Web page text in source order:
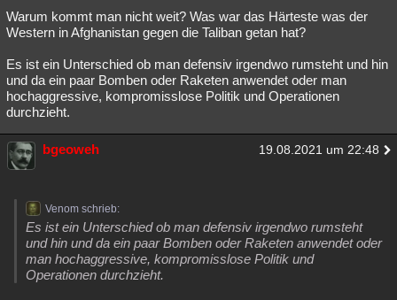
Warum kommt man nicht weit? Was war das Härteste was der
Western in Afghanistan gegen die Taliban getan hat?
Es ist ein Unterschied ob man defensiv irgendwo rumsteht und hin
und da ein paar Bomben oder Raketen anwendet oder man
hochaggressive, kompromisslose Politik und Operationen
durchzieht.
bgeoweh 19.08.2021 um 22:48
Venom schrieb:
Es ist ein Unterschied ob man defensiv irgendwo rumsteht
und hin und da ein paar Bomben oder Raketen anwendet oder
man hochaggressive, kompromisslose Politik und
Operationen durchzieht.